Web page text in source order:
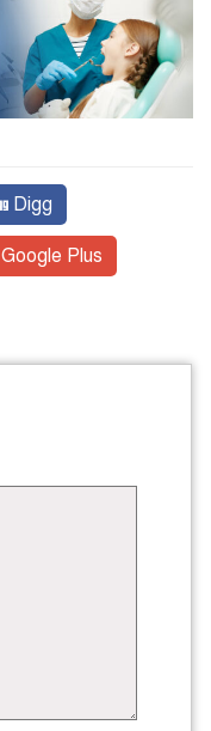
Digg
Google Plus